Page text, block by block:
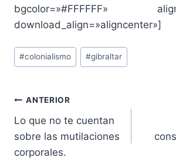
bgcolor=»#FFFFFF»
download_align=»aligncenter»]
Etiquetas
de
entrada:
#colonialismo #gibraltar
Navegación
de
entradas
ANTERIOR
Lo que no te cuentan
sobre las mutilaciones
corporales.